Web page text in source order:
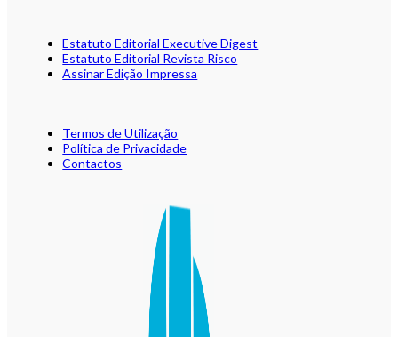
Estatuto Editorial Executive Digest
Estatuto Editorial Revista Risco
Assinar Edição Impressa
Termos de Utilização
Política de Privacidade
Contactos